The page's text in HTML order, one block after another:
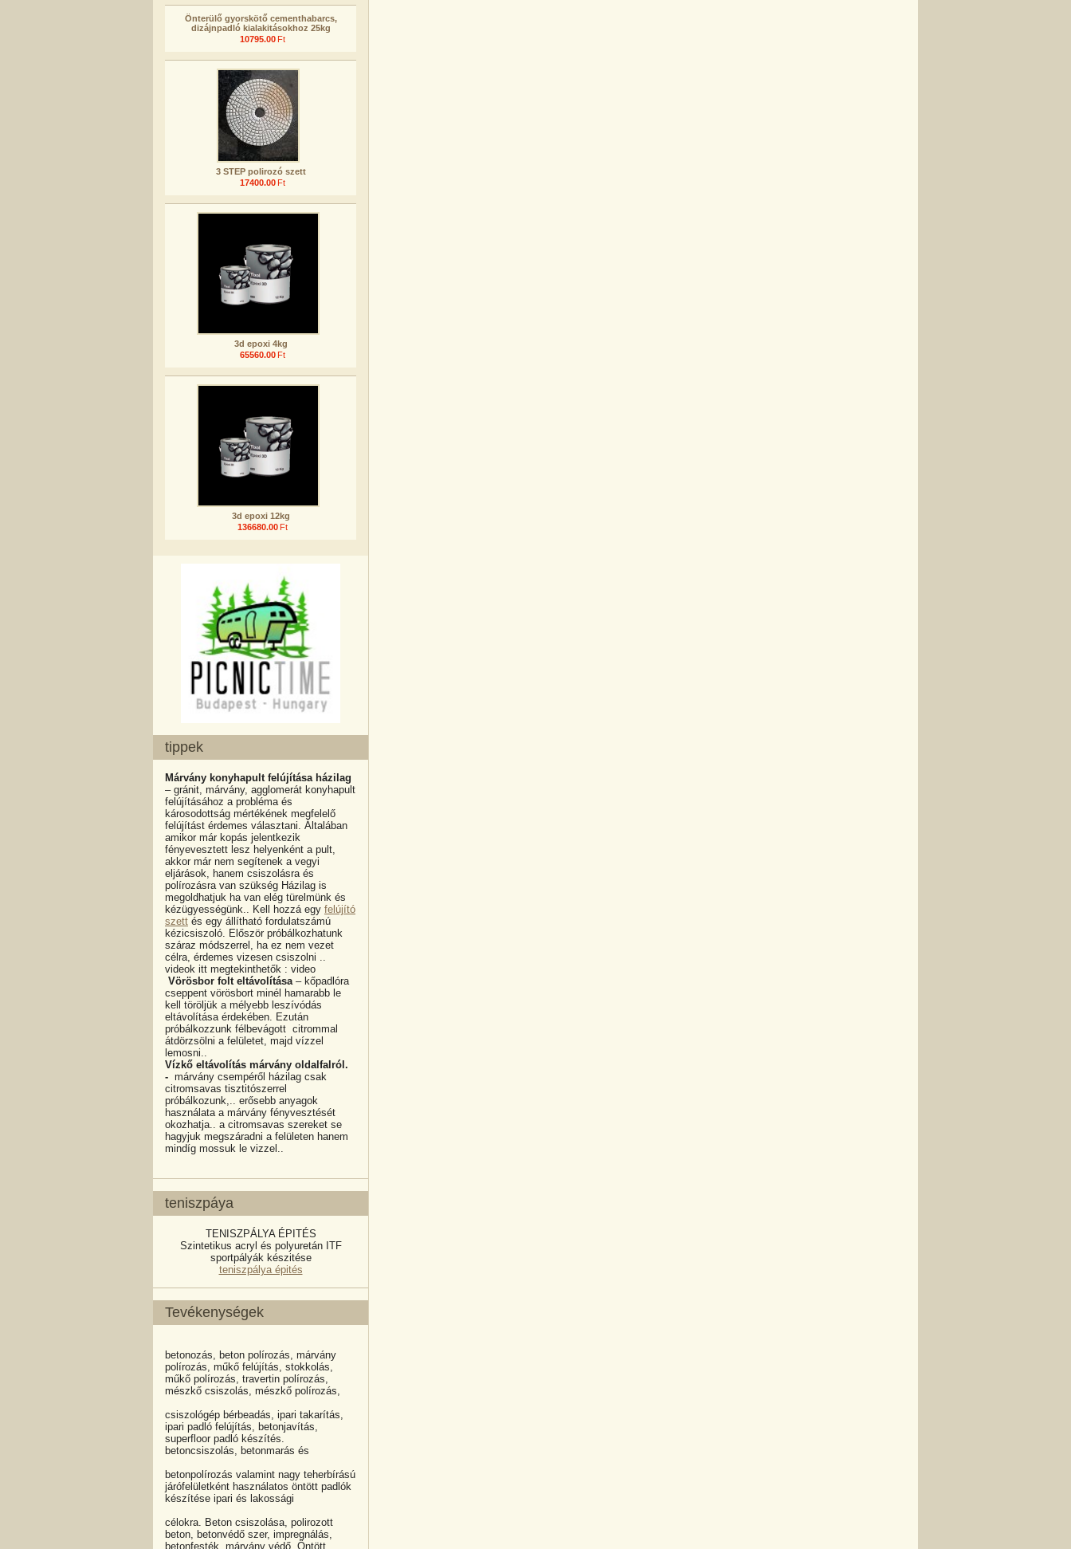
Önterülő gyorskötő cementhabarcs,
dizájnpadló kialakitásokhoz 25kg
10795.00 Ft
3 STEP polirozó szett
17400.00 Ft
3d epoxi 4kg
65560.00 Ft
3d epoxi 12kg
136680.00 Ft
tippek
Márvány konyhapult felújítása házilag
– gránit, márvány, agglomerát konyhapult
felújításához a probléma és
károsodottság mértékének megfelelő
felújítást érdemes választani. Általában
amikor már kopás jelentkezik
fényevesztett lesz helyenként a pult,
akkor már nem segítenek a vegyi
eljárások, hanem csiszolásra és
polírozásra van szükség Házilag is
megoldhatjuk ha van elég türelmünk és
kézügyességünk.. Kell hozzá egy felújító
szett és egy állítható fordulatszámú
kézicsiszoló. Először próbálkozhatunk
száraz módszerrel, ha ez nem vezet
célra, érdemes vizesen csiszolni ..
videok itt megtekinthetők : video
Vörösbor folt eltávolítása– kőpadlóra
cseppent vörösbort minél hamarabb le
kell töröljük a mélyebb leszívódás
eltávolítása érdekében. Ezután
próbálkozzunk félbevágott citrommal
átdörzsölni a felületet, majd vízzel
lemosni..
Vízkő eltávolítás márvány oldalfalról.
- márvány csempéről házilag csak
citromsavas tisztitószerrel
próbálkozunk,.. erősebb anyagok
használata a márvány fényvesztését
okozhatja.. a citromsavas szereket se
hagyjuk megszáradni a felületen hanem
mindíg mossuk le vizzel..
teniszpáya
TENISZPÁLYA ÉPITÉS
Szintetikus acryl és polyuretán ITF
sportpályák készitése
teniszpálya épités
Tevékenységek
betonozás, beton polírozás, márvány
polírozás, műkő felújítás, stokkolás,
műkő polírozás, travertin polírozás,
mészkő csiszolás, mészkő polírozás,
csiszológép bérbeadás, ipari takarítás,
ipari padló felújítás, betonjavítás,
superfloor padló készítés.
betoncsiszolás, betonmarás és
betonpolírozás valamint nagy teherbírású
járófelületként használatos öntött padlók
készítése ipari és lakossági
célokra. Beton csiszolása, polirozott
beton, betonvédő szer, impregnálás,
betonfesték, márvány védő, Öntött